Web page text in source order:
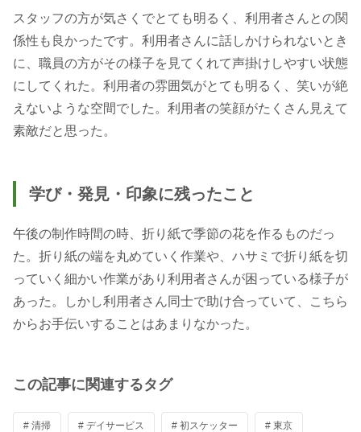
スタッフの方が気さくでとても明るく、利用者さんとの関
係性も良かったです。利用者さんに話しかけられないとき
に、職員の方がその様子を見てくれて声掛けしやすい状態
にしてくれた。利用者の雰囲気がとても明るく、笑いが絶
えないような空間でした。利用者の笑顔がたくさん見えて
素敵だと思った。
学び・発見・印象に残ったこと
午後の制作時間の時、折り紙で季節の花を作るものだっ
た。折り紙の端を丸めていく作業や、ハサミで折り紙を切
っていく細かい作業があり利用者さんが困っている様子が
あった。しかし利用者さん同士で助け合っていて、こちら
からお手伝いすることはあまりなかった。
この記事に関連するタグ
# 清掃 # デイサービス # 初スケッター # 東京